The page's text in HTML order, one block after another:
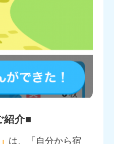
紹介■
は、「自分から宿